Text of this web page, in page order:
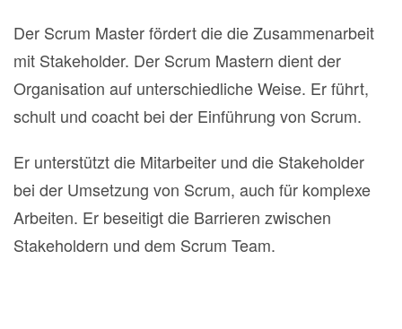
Der Scrum Master fördert die die Zusammenarbeit
mit Stakeholder. Der Scrum Mastern dient der
Organisation auf unterschiedliche Weise. Er führt,
schult und coacht bei der Einführung von Scrum.
Er unterstützt die Mitarbeiter und die Stakeholder
bei der Umsetzung von Scrum, auch für komplexe
Arbeiten. Er beseitigt die Barrieren zwischen
Stakeholdern und dem Scrum Team.